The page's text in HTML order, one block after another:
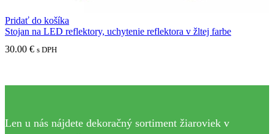
Pridať do košíka
Stojan na LED reflektory, uchytenie reflektora v žltej farbe
30.00 € s DPH
Len u nás nájdete dekoračný sortiment žiaroviek v